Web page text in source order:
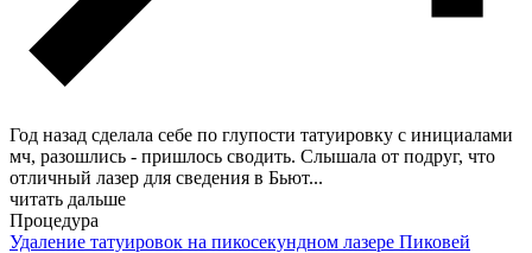
Год назад сделала себе по глупости татуировку с инициалами
мч, разошлись - пришлось сводить. Слышала от подруг, что
отличный лазер для сведения в Бьют...
читать дальше
Процедура
Удаление татуировок на пикосекундном лазере Пиковей